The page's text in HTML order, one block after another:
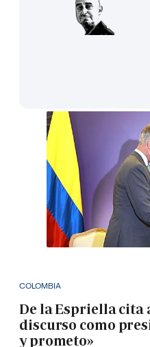
COLOMBIA
De la Espriella cita
discurso como
y prometo»